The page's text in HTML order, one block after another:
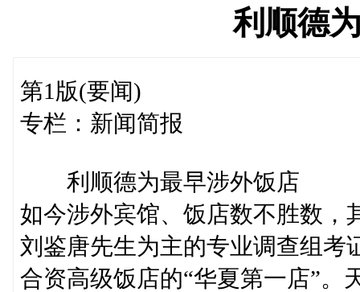
利顺德
第1版(要闻)
专栏：新闻简报
利顺德为最早涉外饭店
如今涉外宾馆、饭店数不胜数，
刘鉴唐先生为主的专业调查组考
合资高级饭店的“华夏第一店”。